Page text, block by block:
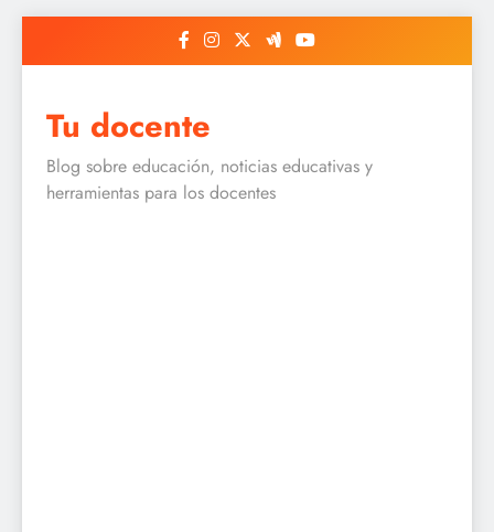
Tu docente
Blog sobre educación, noticias educativas y
herramientas para los docentes